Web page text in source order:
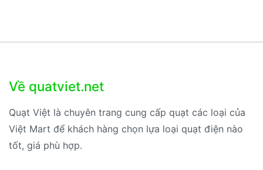
Về quatviet.net
Quạt Việt là chuyên trang cung cấp quạt các loại của
Việt Mart để khách hàng chọn lựa loại quạt điện nào
tốt, giá phù hợp.